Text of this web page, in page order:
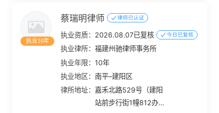
执业10年
蔡瑞明律师 律师已认证
执业资质： 2026.08.07已复核 今日已复核
执业律所：福建州驰律师事务所
执业年限： 10年
执业地区：南平–建阳区
律所地址： 嘉禾北路529号（建阳
站前步行街1幢812办